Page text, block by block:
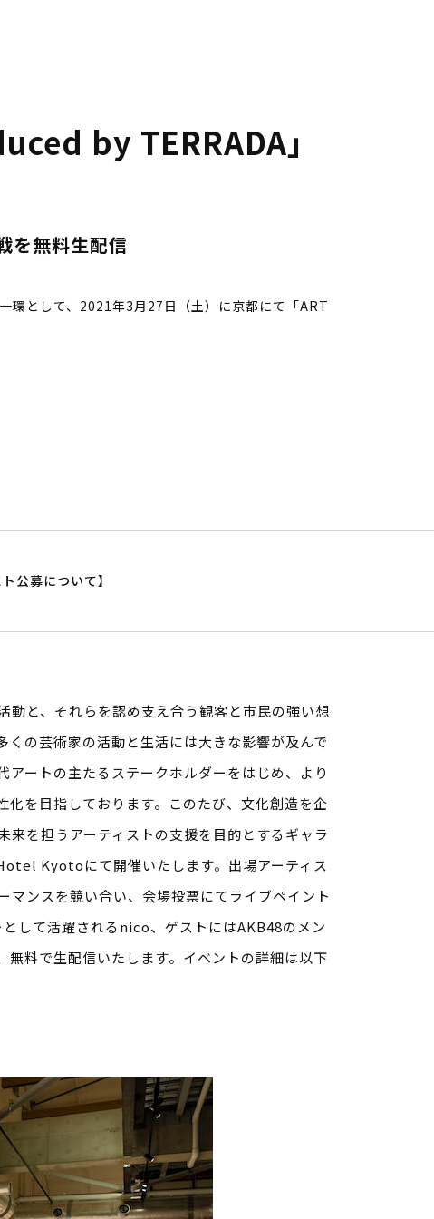
by TERRADA」
を無料生配信
環として、2021年3月27日（土）に京都にて「ART
公募について】
と、それらを認め支え合う観客と市民の強い想
の芸術家の活動と生活には大きな影響が及んで
ートの主たるステークホルダーをはじめ、より
を目指しております。このたび、文化創造を企
を担うアーティストの支援を目的とするギャラ
Kyotoにて開催いたします。出場アーティス
マンスを競い合い、会場投票にてライブペイント
して活躍されるnico、ゲストにはAKB48のメン
料で生配信いたします。イベントの詳細は以下